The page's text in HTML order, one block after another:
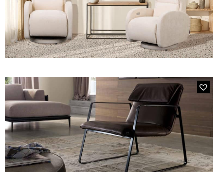
MODÈLE REGETTA